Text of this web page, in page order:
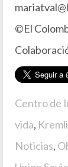
©El
Centro de
vida,
Noticias,